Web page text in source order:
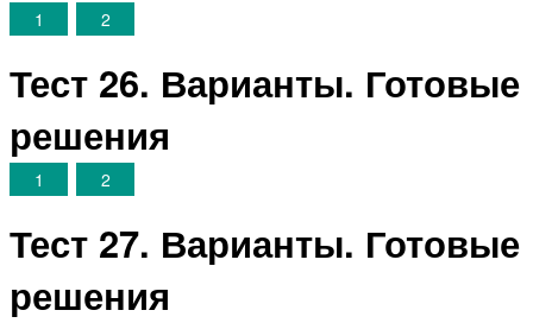
1 2
Тест 26. Варианты. Готовые
решения
1 2
Тест 27. Варианты. Готовые
решения